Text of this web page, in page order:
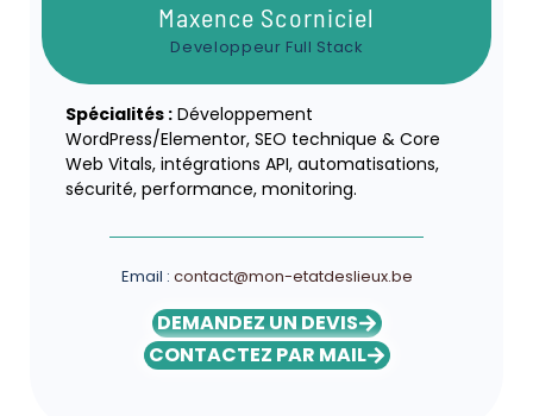
Maxence Scorniciel
Developpeur Full Stack
Spécialités : Développement
WordPress/Elementor, SEO technique & Core
Web Vitals, intégrations API, automatisations,
sécurité, performance, monitoring.
Email : contact@mon-etatdeslieux.be
DEMANDEZ UN DEVIS
CONTACTEZ PAR MAIL